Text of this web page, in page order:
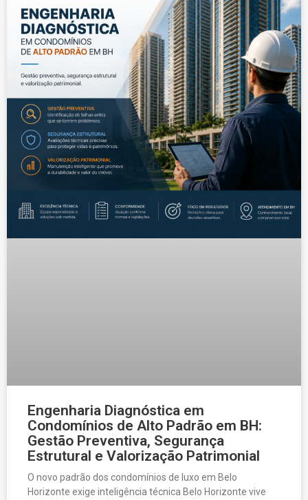
Engenharia Diagnóstica em
Condomínios de Alto Padrão em BH:
Gestão Preventiva, Segurança
Estrutural e Valorização Patrimonial
O novo padrão dos condomínios de luxo em Belo
Horizonte exige inteligência técnica Belo Horizonte vive